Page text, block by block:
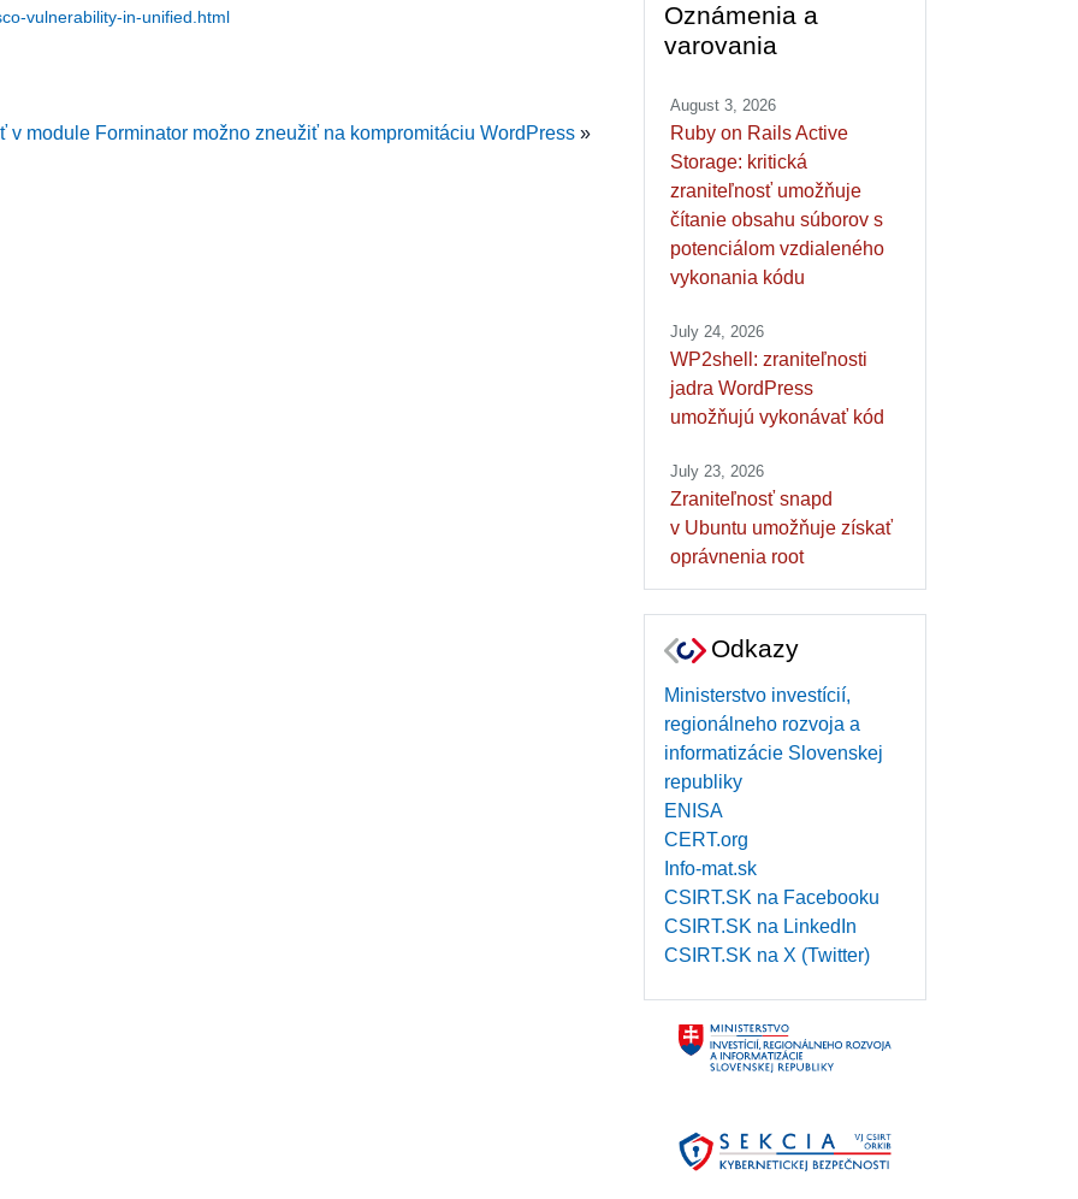
vulnerability-in-unified.html
v module Forminator možno zneužiť na kompromitáciu WordPress »
Oznámenia a
varovania
August 3, 2026
Ruby on Rails Active
Storage: kritická
zraniteľnosť umožňuje
čítanie obsahu súborov s
potenciálom vzdialeného
vykonania kódu
July 24, 2026
WP2shell: zraniteľnosti
jadra WordPress
umožňujú vykonávať kód
July 23, 2026
Zraniteľnosť snapd
v Ubuntu umožňuje získať
oprávnenia root
Odkazy
Ministerstvo investícií,
regionálneho rozvoja a
informatizácie Slovenskej
republiky
ENISA
CERT.org
Info-mat.sk
CSIRT.SK na Facebooku
CSIRT.SK na LinkedIn
CSIRT.SK na X (Twitter)